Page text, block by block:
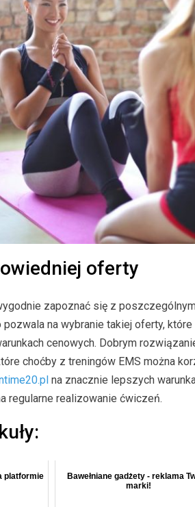
oferty
zapoznać się z
na wybranie takiej oferty,
cenowych. Dobrym
choćby z treningów EMS można
na znacznie lepszych
regularne realizowanie ćwiczeń.
platformie
Bawełniane gadżety - reklama
marki!